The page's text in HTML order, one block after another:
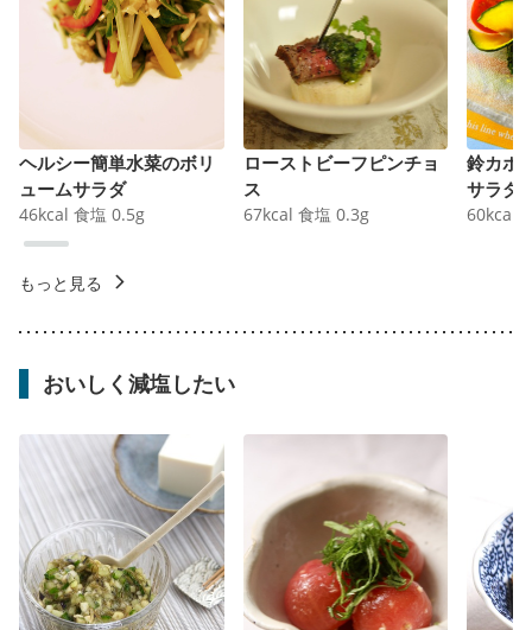
ヘルシー簡単水菜のボリ
ュームサラダ
46kcal 食塩 0.5g
ローストビーフピンチョ
ス
67kcal 食塩 0.3g
鈴カボ
サラダ
60kcal
もっと見る
おいしく減塩したい